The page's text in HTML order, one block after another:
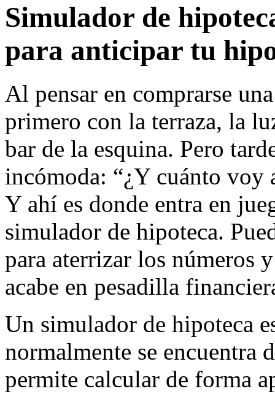
Simulador de
para anticipar tu
Al pensar en comprarse
primero con la terraza, la
bar de la esquina. Pero
incómoda: “¿Y cuánto voy
Y ahí es donde entra en
simulador de hipoteca.
para aterrizar los números
acabe en pesadilla
Un simulador de hipoteca
normalmente se encuentra
permite calcular de forma